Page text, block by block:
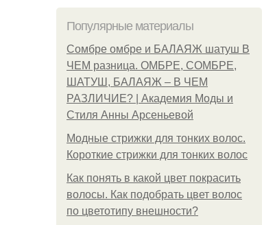
Популярные материалы
Сомбре омбре и БАЛАЯЖ шатуш В
ЧЕМ разница. ОМБРЕ, СОМБРЕ,
ШАТУШ, БАЛАЯЖ – В ЧЕМ
РАЗЛИЧИЕ? | Академия Моды и
Стиля Анны Арсеньевой
Модные стрижки для тонких волос.
Короткие стрижки для тонких волос
Как понять в какой цвет покрасить
волосы. Как подобрать цвет волос
по цветотипу внешности?